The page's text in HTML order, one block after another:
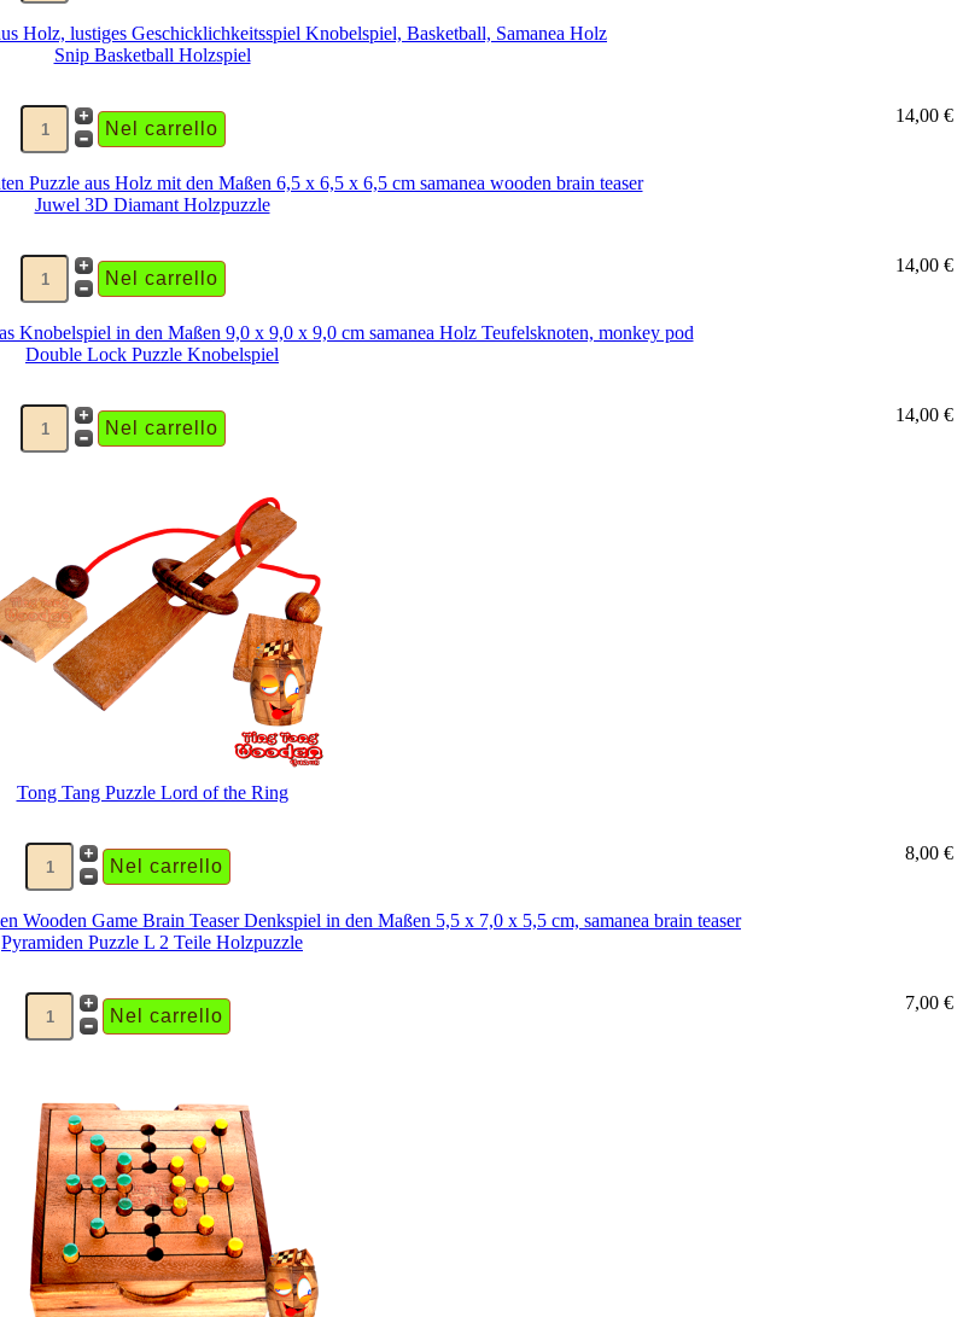
Snip Basketball Holzspiel
14,00 €
Juwel 3D Diamant Holzpuzzle
14,00 €
Double Lock Puzzle Knobelspiel
14,00 €
Tong Tang Puzzle Lord of the Ring
8,00 €
Pyramiden Puzzle L 2 Teile Holzpuzzle
7,00 €